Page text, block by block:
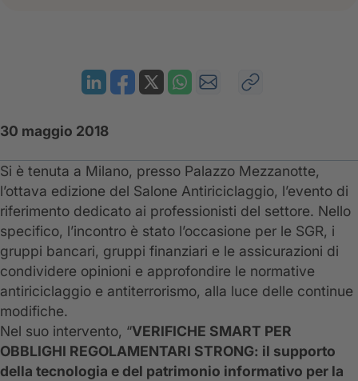
30 maggio 2018
Si è tenuta a Milano, presso Palazzo Mezzanotte,
l’ottava edizione del Salone Antiriciclaggio, l’evento di
riferimento dedicato ai professionisti del settore. Nello
specifico, l’incontro è stato l’occasione per le SGR, i
gruppi bancari, gruppi finanziari e le assicurazioni di
condividere opinioni e approfondire le normative
antiriciclaggio e antiterrorismo, alla luce delle continue
modifiche.
Nel suo intervento, “VERIFICHE SMART PER
OBBLIGHI REGOLAMENTARI STRONG: il supporto
della tecnologia e del patrimonio informativo per la